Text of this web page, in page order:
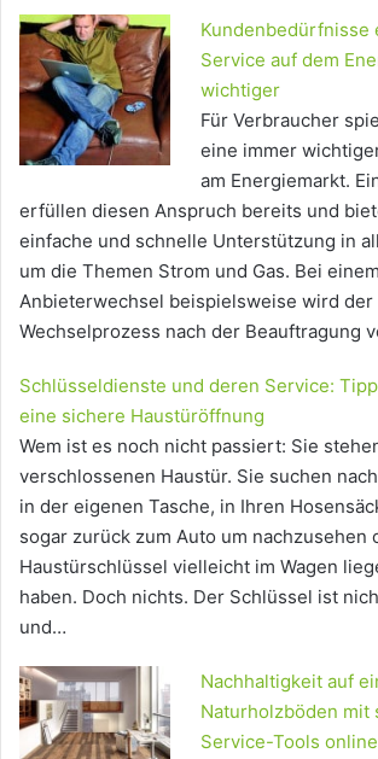
Kundenbedürfnisse
Service auf dem
wichtiger
Für Verbraucher
eine immer
am Energiemarkt.
erfüllen diesen Anspruch bereits und
einfache und schnelle Unterstützung in
um die Themen Strom und Gas. Bei einem
Anbieterwechsel beispielsweise wird der
Wechselprozess nach der Beauftragung
Schlüsseldienste und deren Service:
eine sichere Haustüröffnung
Wem ist es noch nicht passiert: Sie
verschlossenen Haustür. Sie suchen
in der eigenen Tasche, in Ihren
sogar zurück zum Auto um nachzusehen
Haustürschlüssel vielleicht im Wagen
haben. Doch nichts. Der Schlüssel ist
und…
Nachhaltigkeit auf
Naturholzböden mit
Service-Tools online